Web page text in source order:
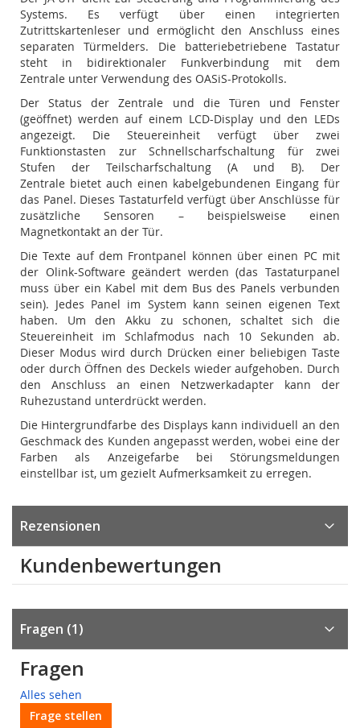
Systems. Es verfügt über einen integrierten
Zutrittskartenleser und ermöglicht den Anschluss eines
separaten Türmelders. Die batteriebetriebene Tastatur
steht in bidirektionaler Funkverbindung mit dem
Zentrale unter Verwendung des OASiS-Protokolls.
Der Status der Zentrale und die Türen und Fenster
(geöffnet) werden auf einem LCD-Display und den LEDs
angezeigt. Die Steuereinheit verfügt über zwei
Funktionstasten zur Schnellscharfschaltung für zwei
Stufen der Teilscharfschaltung (A und B). Der
Zentrale bietet auch einen kabelgebundenen Eingang für
das Panel. Dieses Tastaturfeld verfügt über Anschlüsse für
zusätzliche Sensoren – beispielsweise einen
Magnetkontakt an der Tür.
Die Texte auf dem Frontpanel können über einen PC mit
der Olink-Software geändert werden (das Tastaturpanel
muss über ein Kabel mit dem Bus des Panels verbunden
sein). Jedes Panel im System kann seinen eigenen Text
haben. Um den Akku zu schonen, schaltet sich die
Steuereinheit im Schlafmodus nach 10 Sekunden ab.
Dieser Modus wird durch Drücken einer beliebigen Taste
oder durch Öffnen des Deckels wieder aufgehoben. Durch
den Anschluss an einen Netzwerkadapter kann der
Ruhezustand unterdrückt werden.
Die Hintergrundfarbe des Displays kann individuell an den
Geschmack des Kunden angepasst werden, wobei eine der
Farben als Anzeigefarbe bei Störungsmeldungen
einstellbar ist, um gezielt Aufmerksamkeit zu erregen.
Rezensionen
Kundenbewertungen
Fragen 1
Fragen
Alles sehen
Frage stellen